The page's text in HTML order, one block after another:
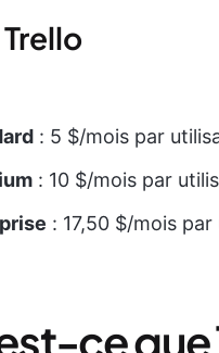
: 5 $/mois par
: 10 $/mois par
: 17,50 $/mois
ce que